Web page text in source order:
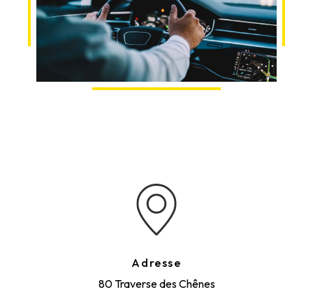
Adresse
80 Traverse des Chênes